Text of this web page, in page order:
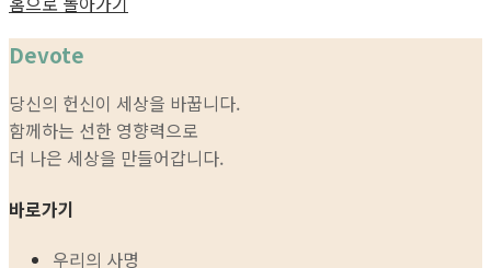
Devote
당신의 헌신이 세상을 바꿉니다.
함께하는 선한 영향력으로
더 나은 세상을 만들어갑니다.
바로가기
우리의 사명